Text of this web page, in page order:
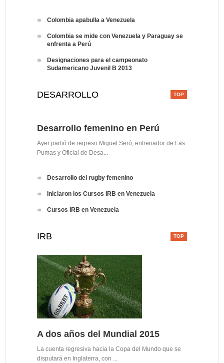
Colombia apabulla a Venezuela
Colombia se mide con Venezuela y Paraguay se
enfrenta a Perú
Designaciones para el campeonato
Sudamericano Juvenil B 2013
DESARROLLO
Desarrollo femenino en Perú
Ayer partió de regreso Miguel Seró, entrenador de Las
Pumas y Oficial de Desa...
Desarrollo del rugby femenino
Iniciaron los Cursos IRB en Venezuela
Cursos IRB en Venezuela
IRB
A dos años del Mundial 2015
La cuenta regresiva hacia la Copa del Mundo que se
disputará en Inglaterra, con ...